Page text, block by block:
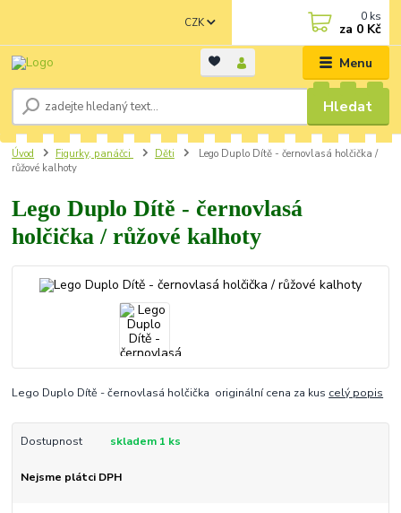
Menu
CZK
Hledat
0 ks
za 0 Kč
Úvod Figurky, panáčci Děti
Lego Duplo Dítě - černovlasá holčička /
růžové kalhoty
Lego Duplo Dítě - černovlasá
holčička / růžové kalhoty
Lego Duplo Dítě - černovlasá holčička originální cena za kus celý popis
Dostupnost skladem 1 ks
Nejsme plátci DPH